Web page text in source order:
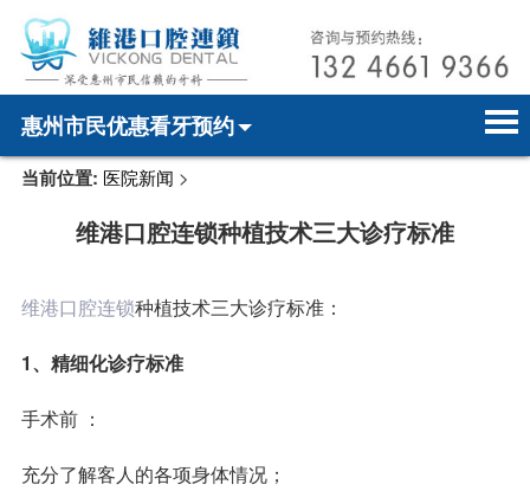
惠州市民优惠看牙预约
首页home page
医院简介hospital introduction
医师介绍doctor introduction
医疗新闻medical news
牙科案例
种植牙dental implant
电话预约
微信预约
WhatsApp预约
当前位置: 医院新闻 >
维港口腔连锁种植技术三大诊疗标准
维港口腔连锁种植技术三大诊疗标准：
1、精细化诊疗标准
手术前 ：
充分了解客人的各项身体情况；